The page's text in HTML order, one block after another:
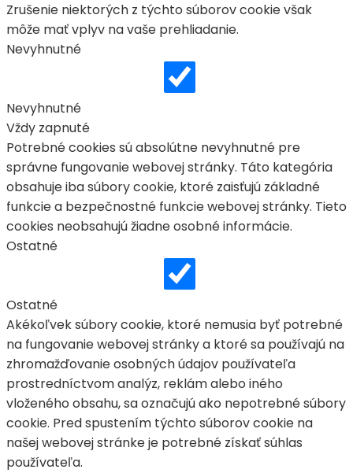
Zrušenie niektorých z týchto súborov cookie však
môže mať vplyv na vaše prehliadanie.
Nevyhnutné
Nevyhnutné
Vždy zapnuté
Potrebné cookies sú absolútne nevyhnutné pre
správne fungovanie webovej stránky. Táto kategória
obsahuje iba súbory cookie, ktoré zaisťujú základné
funkcie a bezpečnostné funkcie webovej stránky. Tieto
cookies neobsahujú žiadne osobné informácie.
Ostatné
Ostatné
Akékoľvek súbory cookie, ktoré nemusia byť potrebné
na fungovanie webovej stránky a ktoré sa používajú na
zhromažďovanie osobných údajov používateľa
prostredníctvom analýz, reklám alebo iného
vloženého obsahu, sa označujú ako nepotrebné súbory
cookie. Pred spustením týchto súborov cookie na
našej webovej stránke je potrebné získať súhlas
používateľa.